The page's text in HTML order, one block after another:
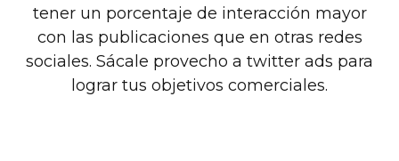
tener un porcentaje de interacción mayor
con las publicaciones que en otras redes
sociales. Sácale provecho a twitter ads para
lograr tus objetivos comerciales.